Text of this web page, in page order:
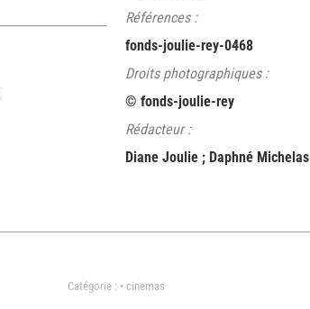
Références :
fonds-joulie-rey-0468
Droits photographiques :
© fonds-joulie-rey
Rédacteur :
Diane Joulie ; Daphné Michelas
Catégorie : • cinemas